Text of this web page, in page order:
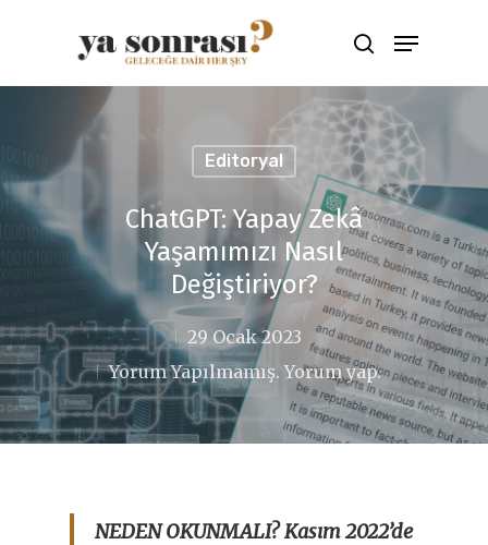
Aramak için ENTER'a çıkış için ESC
tuşuna basınız
Editoryal
ChatGPT: Yapay Zekâ
Yaşamımızı Nasıl
Değiştiriyor?
29 Ocak 2023
Yorum Yapılmamış. Yorum yap.
NEDEN OKUNMALI? Kasım 2022’de